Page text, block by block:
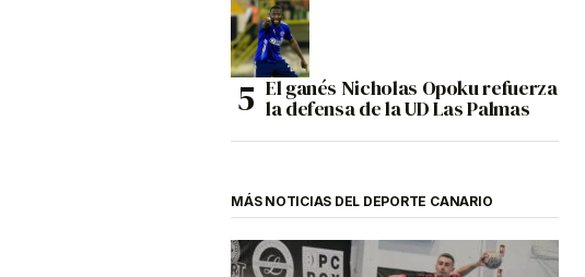
El ganés Nicholas Opoku refuerza
la defensa de la UD Las Palmas
MÁS NOTICIAS DEL DEPORTE CANARIO